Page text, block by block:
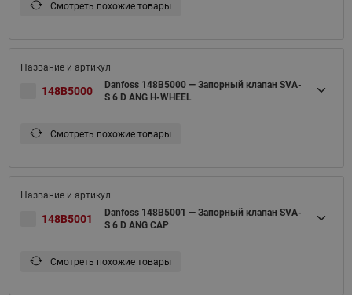
Смотреть похожие товары
148B5000
Danfoss 148B5000 — Запорный клапан SVA-
S 6 D ANG H-WHEEL
Смотреть похожие товары
148B5001
Danfoss 148B5001 — Запорный клапан SVA-
S 6 D ANG CAP
Смотреть похожие товары